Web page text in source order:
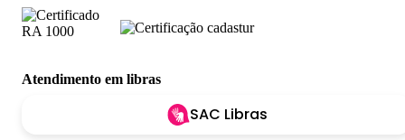
Atendimento em libras
SAC Libras